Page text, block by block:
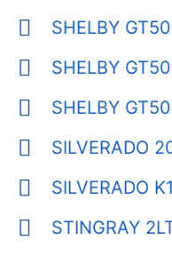
SHELBY
SHELBY
SHELBY
SILVERADO
SILVERADO
STINGRAY